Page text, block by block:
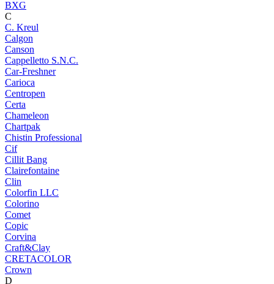
BXG
C
C. Kreul
Calgon
Canson
Cappelletto S.N.C.
Car-Freshner
Carioca
Centropen
Certa
Chameleon
Chartpak
Chistin Professional
Cif
Cillit Bang
Clairefontaine
Clin
Colorfin LLC
Colorino
Comet
Copic
Corvina
Craft&Clay
CRETACOLOR
Crown
D